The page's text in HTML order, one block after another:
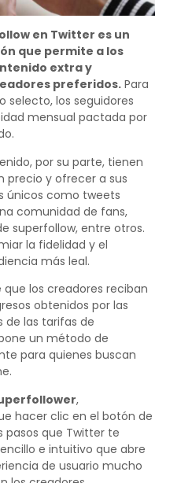
en Twitter es un
que permite a los
extra y
preferidos.Para
selecto, los seguidores
mensual pactada por
por su parte, tienen
precio y ofrecer a sus
únicos como tweets
comunidad de fans,
superfollow, entre otros.
la fidelidad y el
más leal.
los creadores reciban
obtenidos por las
de las tarifas de
un método de
para quienes buscan
,
hacer clic en el botón de
pasos que Twitter te
e intuitivo que abre
de usuario mucho